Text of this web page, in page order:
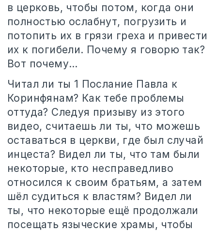
в церковь, чтобы потом, когда они
полностью ослабнут, погрузить и
потопить их в грязи греха и привести
их к погибели. Почему я говорю так?
Вот почему…
Читал ли ты 1 Послание Павла к
Коринфянам? Как тебе проблемы
оттуда? Следуя призыву из этого
видео, считаешь ли ты, что можешь
оставаться в церкви, где был случай
инцеста? Видел ли ты, что там были
некоторые, кто несправедливо
относился к своим братьям, а затем
шёл судиться к властям? Видел ли
ты, что некоторые ещё продолжали
посещать языческие храмы, чтобы